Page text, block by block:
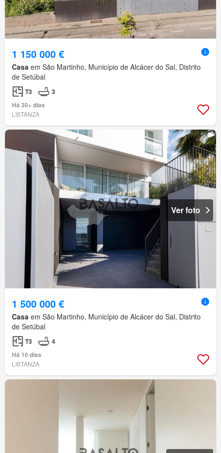
1 150 000 €
Casa em São Martinho, Município de Alcácer do Sal, Distrito
de Setúbal
T3
3
Há 30+ dias
LISTANZA
Ver foto
1 500 000 €
Casa em São Martinho, Município de Alcácer do Sal, Distrito
de Setúbal
T3
4
Há 10 dias
LISTANZA